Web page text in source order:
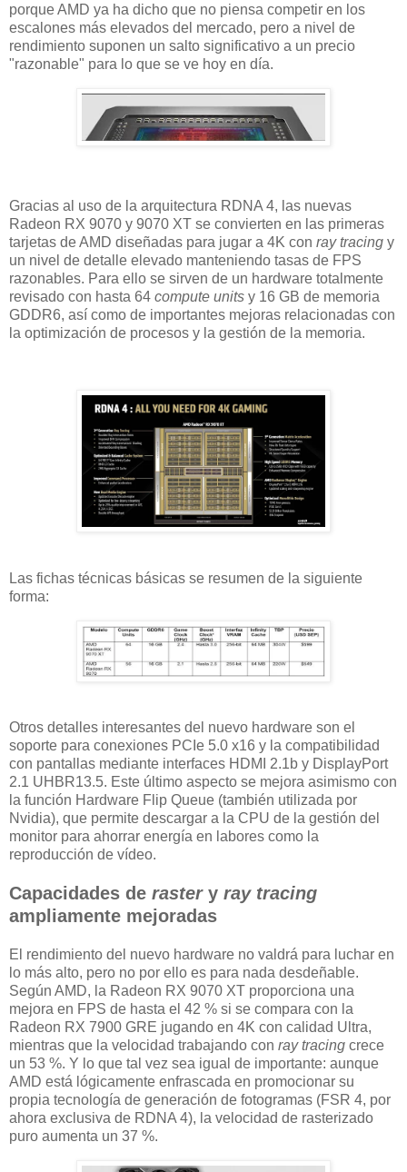
porque AMD ya ha dicho que no piensa competir en los
escalones más elevados del mercado, pero a nivel de
rendimiento suponen un salto significativo a un precio
"razonable" para lo que se ve hoy en día.
Gracias al uso de la arquitectura RDNA 4, las nuevas
Radeon RX 9070 y 9070 XT se convierten en las primeras
tarjetas de AMD diseñadas para jugar a 4K con ray tracing y
un nivel de detalle elevado manteniendo tasas de FPS
razonables. Para ello se sirven de un hardware totalmente
revisado con hasta 64 compute units y 16 GB de memoria
GDDR6, así como de importantes mejoras relacionadas con
la optimización de procesos y la gestión de la memoria.
Las fichas técnicas básicas se resumen de la siguiente
forma:
Otros detalles interesantes del nuevo hardware son el
soporte para conexiones PCIe 5.0 x16 y la compatibilidad
con pantallas mediante interfaces HDMI 2.1b y DisplayPort
2.1 UHBR13.5. Este último aspecto se mejora asimismo con
la función Hardware Flip Queue (también utilizada por
Nvidia), que permite descargar a la CPU de la gestión del
monitor para ahorrar energía en labores como la
reproducción de vídeo.
Capacidades de rastery ray tracing
ampliamente mejoradas
El rendimiento del nuevo hardware no valdrá para luchar en
lo más alto, pero no por ello es para nada desdeñable.
Según AMD, la Radeon RX 9070 XT proporciona una
mejora en FPS de hasta el 42 % si se compara con la
Radeon RX 7900 GRE jugando en 4K con calidad Ultra,
mientras que la velocidad trabajando con ray tracing crece
un 53 %. Y lo que tal vez sea igual de importante: aunque
AMD está lógicamente enfrascada en promocionar su
propia tecnología de generación de fotogramas (FSR 4, por
ahora exclusiva de RDNA 4), la velocidad de rasterizado
puro aumenta un 37 %.